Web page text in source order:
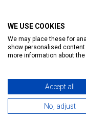
WE USE COOKIES
We may place these for
show personalised
more information about
Accept all
No, adjust